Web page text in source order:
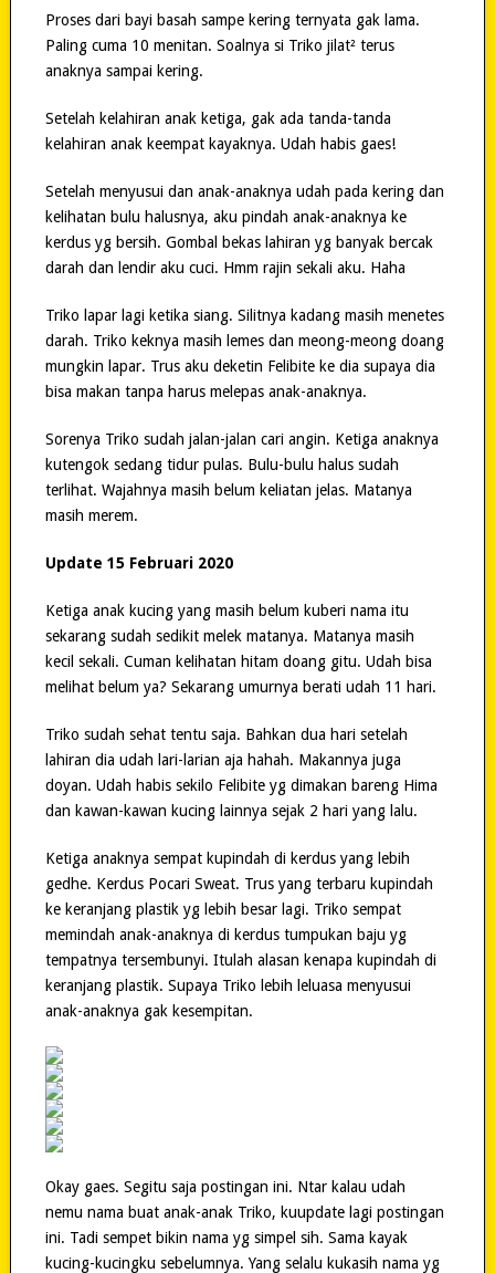
Proses dari bayi basah sampe kering ternyata gak lama.
Paling cuma 10 menitan. Soalnya si Triko jilat² terus
anaknya sampai kering.
Setelah kelahiran anak ketiga, gak ada tanda-tanda
kelahiran anak keempat kayaknya. Udah habis gaes!
Setelah menyusui dan anak-anaknya udah pada kering dan
kelihatan bulu halusnya, aku pindah anak-anaknya ke
kerdus yg bersih. Gombal bekas lahiran yg banyak bercak
darah dan lendir aku cuci. Hmm rajin sekali aku. Haha
Triko lapar lagi ketika siang. Silitnya kadang masih menetes
darah. Triko keknya masih lemes dan meong-meong doang
mungkin lapar. Trus aku deketin Felibite ke dia supaya dia
bisa makan tanpa harus melepas anak-anaknya.
Sorenya Triko sudah jalan-jalan cari angin. Ketiga anaknya
kutengok sedang tidur pulas. Bulu-bulu halus sudah
terlihat. Wajahnya masih belum keliatan jelas. Matanya
masih merem.
Update 15 Februari 2020
Ketiga anak kucing yang masih belum kuberi nama itu
sekarang sudah sedikit melek matanya. Matanya masih
kecil sekali. Cuman kelihatan hitam doang gitu. Udah bisa
melihat belum ya? Sekarang umurnya berati udah 11 hari.
Triko sudah sehat tentu saja. Bahkan dua hari setelah
lahiran dia udah lari-larian aja hahah. Makannya juga
doyan. Udah habis sekilo Felibite yg dimakan bareng Hima
dan kawan-kawan kucing lainnya sejak 2 hari yang lalu.
Ketiga anaknya sempat kupindah di kerdus yang lebih
gedhe. Kerdus Pocari Sweat. Trus yang terbaru kupindah
ke keranjang plastik yg lebih besar lagi. Triko sempat
memindah anak-anaknya di kerdus tumpukan baju yg
tempatnya tersembunyi. Itulah alasan kenapa kupindah di
keranjang plastik. Supaya Triko lebih leluasa menyusui
anak-anaknya gak kesempitan.
Okay gaes. Segitu saja postingan ini. Ntar kalau udah
nemu nama buat anak-anak Triko, kuupdate lagi postingan
ini. Tadi sempet bikin nama yg simpel sih. Sama kayak
kucing-kucingku sebelumnya. Yang selalu kukasih nama yg